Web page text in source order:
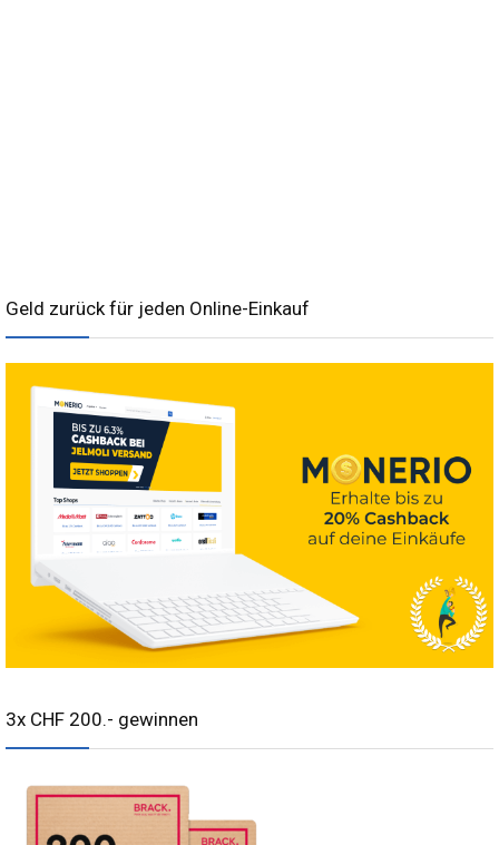
Geld zurück für jeden Online-Einkauf
3x CHF 200.- gewinnen